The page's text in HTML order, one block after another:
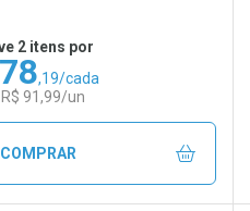
Ativar Desconto
Comprar sem Desconto
Comprar sem Desconto
2 itens por
78,19/cada
91,99/un
COMPRAR